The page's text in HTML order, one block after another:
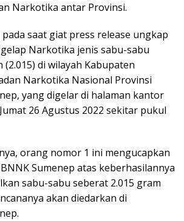
Narkotika antar Provinsi.
saat giat press release ungkap
Narkotika jenis sabu-sabu
di wilayah Kabupaten
Narkotika Nasional Provinsi
yang digelar di halaman kantor
26 Agustus 2022 sekitar pukul
orang nomor 1 ini mengucapkan
Sumenep atas keberhasilannya
sabu-sabu seberat 2.015 gram
akan diedarkan di